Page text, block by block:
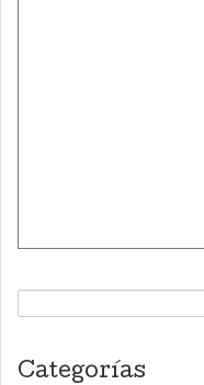
Buscar:
Categorías